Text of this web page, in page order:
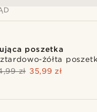
poszetka
żółta
zł 35,99 zł